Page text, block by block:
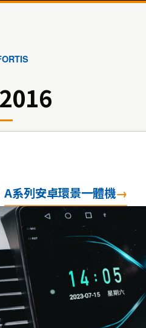
A系列安卓環景一體機